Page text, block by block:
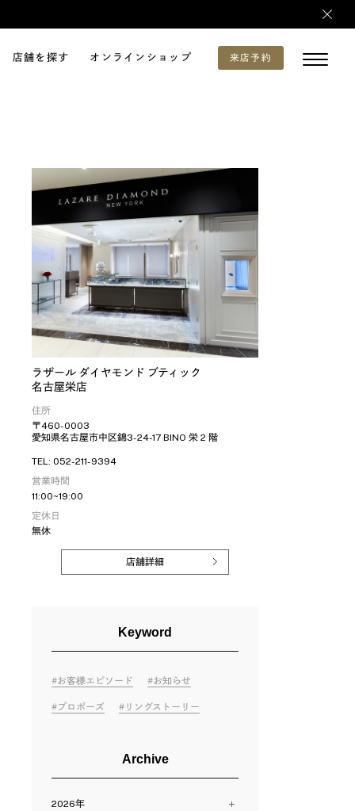
店舗を探す オンラインショップ 来店予約
ラザール ダイヤモンド ブティック
名古屋栄店
住所
〒460-0003
愛知県名古屋市中区錦3-24-17 BINO 栄 2 階
TEL: 052-211-9394
営業時間
11:00~19:00
定休日
無休
店舗詳細
Keyword
お客様エピソード お知らせ
プロポーズ リングストーリー
Archive
2026年